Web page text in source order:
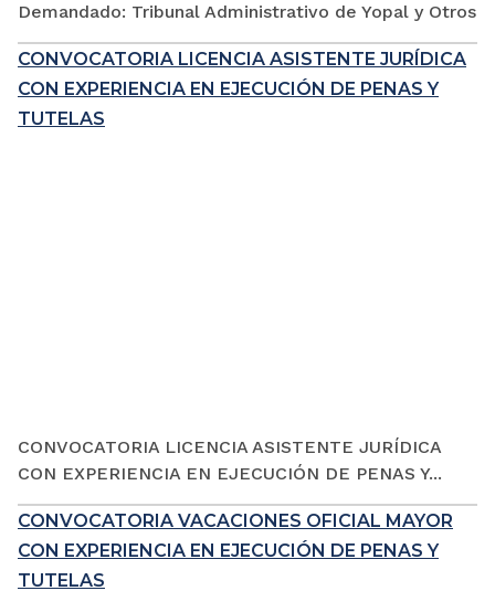
Demandado: Tribunal Administrativo de Yopal y Otros
CONVOCATORIA LICENCIA ASISTENTE JURÍDICA
CON EXPERIENCIA EN EJECUCIÓN DE PENAS Y
TUTELAS
CONVOCATORIA LICENCIA ASISTENTE JURÍDICA
CON EXPERIENCIA EN EJECUCIÓN DE PENAS Y...
CONVOCATORIA VACACIONES OFICIAL MAYOR
CON EXPERIENCIA EN EJECUCIÓN DE PENAS Y
TUTELAS